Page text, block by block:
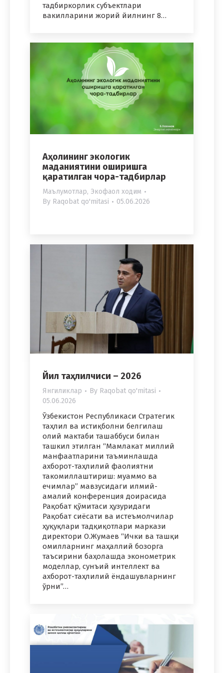
тадбиркорлик субъектлари
вакилларини жорий йилнинг 8…
Аҳолининг экологик
маданиятини оширишга
қаратилган чора-тадбирлар
Маълумотлар, Экофаол ходим
By Raqobat qo'mitasi 05.06.2026
Йил таҳлилчиси – 2026
Янгиликлар By Raqobat qo'mitasi
05.06.2026
Ўзбекистон Республикаси Стратегик
таҳлил ва истиқболни белгилаш
олий мактаби ташаббуси билан
ташкил этилган “Мамлакат миллий
манфаатларини таъминлашда
ахборот-таҳлилий фаолиятни
такомиллаштириш: муаммо ва
ечимлар” мавзусидаги илмий-
амалий конференция доирасида
Рақобат қўмитаси ҳузуридаги
Рақобат сиёсати ва истеъмолчилар
ҳуқуқлари тадқиқотлари маркази
директори О.Жумаев “Ички ва ташқи
омилларнинг маҳаллий бозорга
таъсирини баҳолашда эконометрик
моделлар, сунъий интеллект ва
ахборот-таҳлилий ёндашувларнинг
ўрни”…